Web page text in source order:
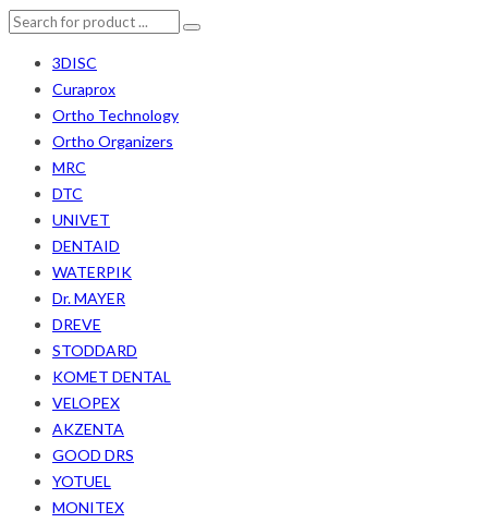
3DISC
Curaprox
Ortho Technology
Ortho Organizers
MRC
DTC
UNIVET
DENTAID
WATERPIK
Dr. MAYER
DREVE
STODDARD
KOMET DENTAL
VELOPEX
AKZENTA
GOOD DRS
YOTUEL
MONITEX